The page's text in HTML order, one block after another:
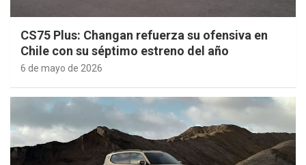
CS75 Plus: Changan refuerza su ofensiva en
Chile con su séptimo estreno del año
6 de mayo de 2026